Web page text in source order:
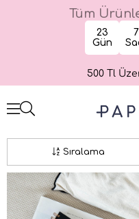
Tüm
23
Gün
7
500 Tl
Sıralama